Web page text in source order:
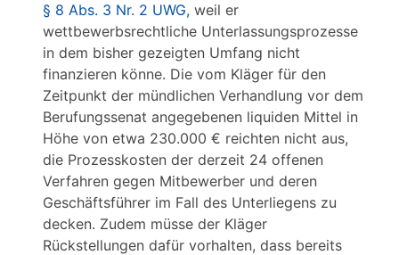
§ 8 Abs. 3 Nr. 2 UWG, weil er
wettbewerbsrechtliche Unterlassungsprozesse
in dem bisher gezeigten Umfang nicht
finanzieren könne. Die vom Kläger für den
Zeitpunkt der mündlichen Verhandlung vor dem
Berufungssenat angegebenen liquiden Mittel in
Höhe von etwa 230.000 € reichten nicht aus,
die Prozesskosten der derzeit 24 offenen
Verfahren gegen Mitbewerber und deren
Geschäftsführer im Fall des Unterliegens zu
decken. Zudem müsse der Kläger
Rückstellungen dafür vorhalten, dass bereits